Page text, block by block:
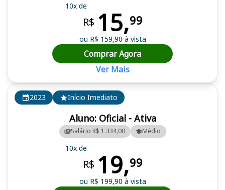
2023 Início Imediato
Aluno: Oficial - Ativa
Salário R$ 1.334,00 Médio
10x de
R$ 19,99
ou R$ 199,90 à vista
10x de
R$ 15,99
ou R$ 159,90 à vista
Comprar Agora
Ver Mais